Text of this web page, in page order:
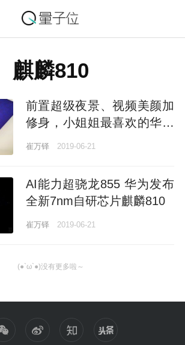
麒麟810
前置超级夜景、视频美颜加
修身，小姐姐最喜欢的华为
自拍神器nova5系列来了
崔万铎 2019-06-21
AI能力超骁龙855 华为发布
全新7nm自研芯片麒麟810
崔万铎 2019-06-21
(●`ω`●)没有更多啦～